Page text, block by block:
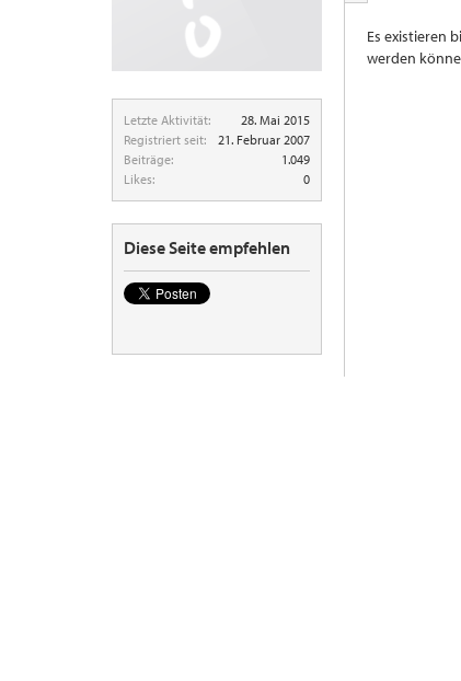
Letzte Aktivität:
28. Mai 2015
Registriert seit:
21. Februar 2007
Beiträge:
1.049
Likes:
0
Diese Seite empfehlen
Es existieren
werden